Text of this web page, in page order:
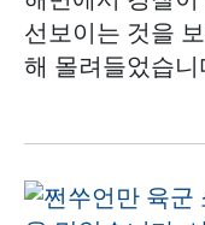
선보이는 것을
해 몰려들었습니